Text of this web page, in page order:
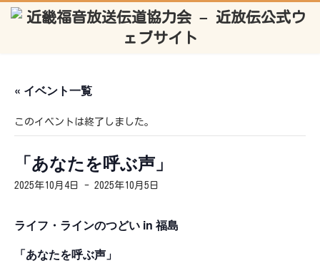
コ
ナ
« イベント一覧
このイベントは終了しました。
「あなたを呼ぶ声」
2025年10月4日 - 2025年10月5日
ライフ・ラインのつどい in 福島
「あなたを呼ぶ声」